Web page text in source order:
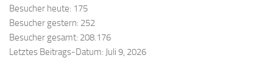
Besucher heute: 175
Besucher gestern: 252
Besucher gesamt: 208.176
Letztes Beitrags-Datum: Juli 9, 2026